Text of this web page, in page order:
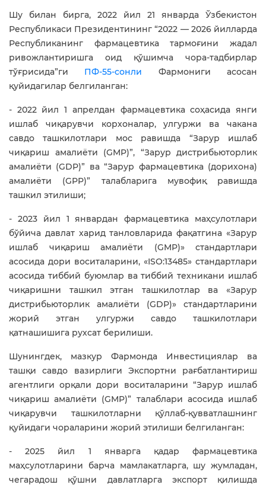
Шу билан бирга, 2022 йил 21 январда Ўзбекистон
Республикаси Президентининг “2022 — 2026 йилларда
Республиканинг фармацевтика тармоғини жадал
ривожлантиришга оид қўшимча чора-тадбирлар
тўғрисида”ги ПФ-55-сонли Фармониги асосан
қуйидагилар белгиланган:
- 2022 йил 1 апрелдан фармацевтика соҳасида янги
ишлаб чиқарувчи корхоналар, улгуржи ва чакана
савдо ташкилотлари мос равишда “Зарур ишлаб
чиқариш амалиёти (GMP)”, “Зарур дистрибьюторлик
амалиёти (GDP)” ва “Зарур фармацевтика (дорихона)
амалиёти (GPP)” талабларига мувофиқ равишда
ташкил этилиши;
- 2023 йил 1 январдан фармацевтика маҳсулотлари
бўйича давлат харид танловларида фақатгина «Зарур
ишлаб чиқариш амалиёти (GMP)» стандартлари
асосида дори воситаларини, «ISO:13485» стандартлари
асосида тиббий буюмлар ва тиббий техникани ишлаб
чиқаришни ташкил этган ташкилотлар ва «Зарур
дистрибьюторлик амалиёти (GDP)» стандартларини
жорий этган улгуржи савдо ташкилотлари
қатнашишига рухсат берилиши.
Шунингдек, мазкур Фармонда Инвестициялар ва
ташқи савдо вазирлиги Экспортни рағбатлантириш
агентлиги орқали дори воситаларини “Зарур ишлаб
чиқариш амалиёти (GMP)” талаблари асосида ишлаб
чиқарувчи ташкилотларни қўллаб-қувватлашнинг
қуйидаги чораларини жорий этилиши белгиланган:
- 2025 йил 1 январга қадар фармацевтика
маҳсулотларини барча мамлакатларга, шу жумладан,
чегарадош қўшни давлатларга экспорт қилишда